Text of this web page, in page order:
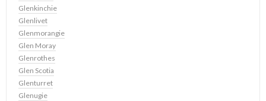
Glenkinchie
Glenlivet
Glenmorangie
Glen Moray
Glenrothes
Glen Scotia
Glenturret
Glenugie